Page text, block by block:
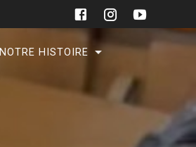
NOTRE HISTOIRE